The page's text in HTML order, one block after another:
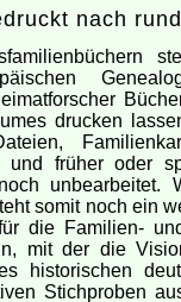
nach
drucken
und früher oder
somit noch ein
die Familien-
mit der die
historischen
Stichproben